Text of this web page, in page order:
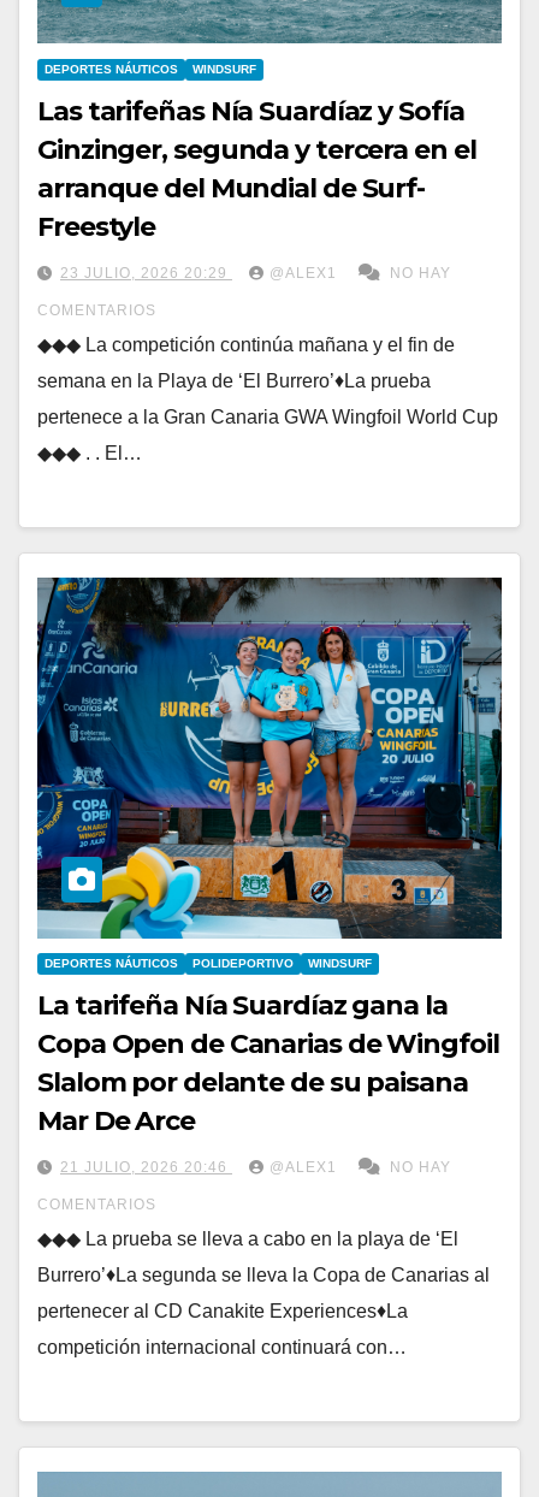
DEPORTES NÁUTICOS WINDSURF
Las tarifeñas Nía Suardíaz y Sofía
Ginzinger, segunda y tercera en el
arranque del Mundial de Surf-
Freestyle
23 JULIO, 2026 20:29 @ALEX1 NO HAY
COMENTARIOS
◆◆◆ La competición continúa mañana y el fin de
semana en la Playa de ‘El Burrero’♦La prueba
pertenece a la Gran Canaria GWA Wingfoil World Cup
◆◆◆ . . El…
DEPORTES NÁUTICOS POLIDEPORTIVO WINDSURF
La tarifeña Nía Suardíaz gana la
Copa Open de Canarias de Wingfoil
Slalom por delante de su paisana
Mar De Arce
21 JULIO, 2026 20:46 @ALEX1 NO HAY
COMENTARIOS
◆◆◆ La prueba se lleva a cabo en la playa de ‘El
Burrero’♦La segunda se lleva la Copa de Canarias al
pertenecer al CD Canakite Experiences♦La
competición internacional continuará con…